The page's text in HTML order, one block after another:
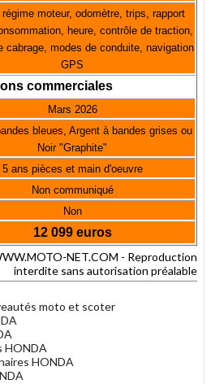
moteur, odomètre, trips, rapport
heure, contrôle de traction,
cabrage, modes de conduite, navigation
GPS
commerciales
Mars 2026
bleues, Argent à bandes grises ou
Noir "Graphite"
5 ans pièces et main d'oeuvre
Non communiqué
Non
12 099 euros
NET.COM - Reproduction
interdite sans autorisation préalable
moto et scoter
HONDA
HONDA